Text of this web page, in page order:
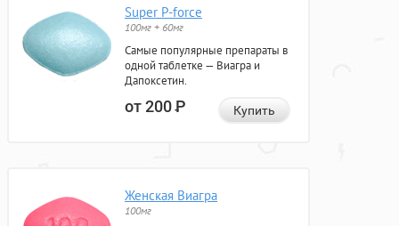
Super P-force
100мг + 60мг
Самые популярные препараты в
одной таблетке — Виагра и
Дапоксетин.
от 200Р Купить
Женская Виагра
100мг